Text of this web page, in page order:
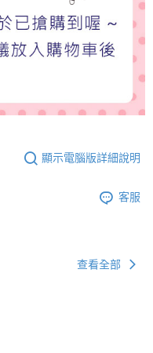
顯示電腦版詳細說明
客服
查看全部